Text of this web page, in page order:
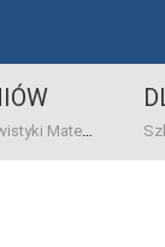
kontakt
Olimpiada Lingwistyki Matematycznej